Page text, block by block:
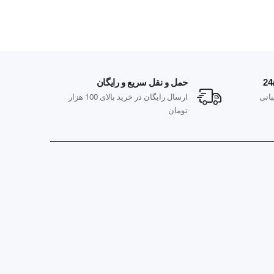
حمل و نقل سریع و رایگان
ارسال رایگان در خرید بالای 100 هزار
تومان